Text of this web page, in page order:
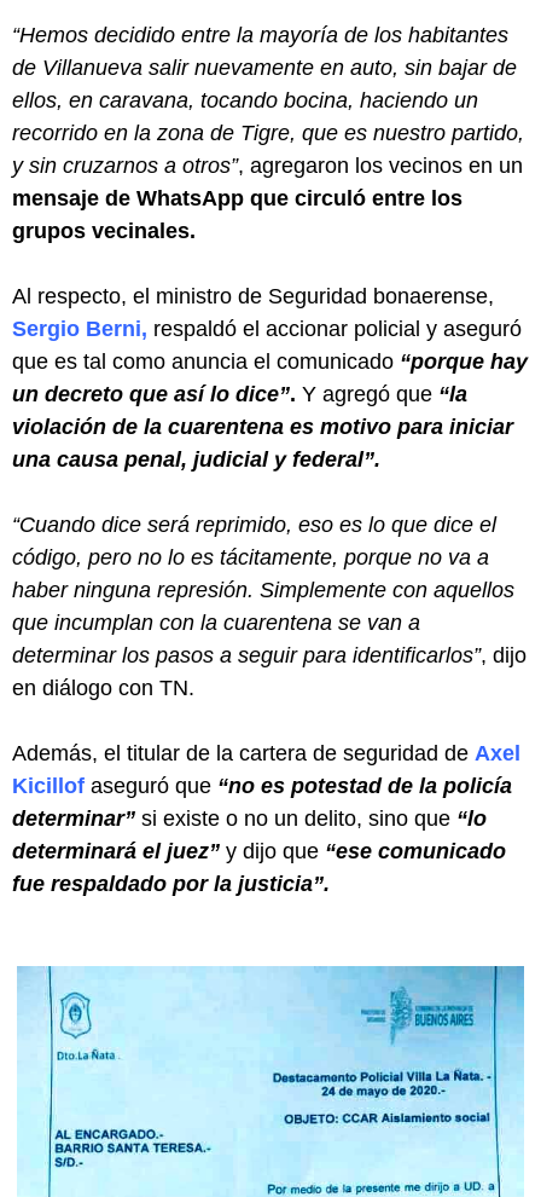
“Hemos decidido entre la mayoría de los habitantes
de Villanueva salir nuevamente en auto, sin bajar de
ellos, en caravana, tocando bocina, haciendo un
recorrido en la zona de Tigre, que es nuestro partido,
y sin cruzarnos a otros”, agregaron los vecinos en un
mensaje de WhatsApp que circuló entre los
grupos vecinales.
Al respecto, el ministro de Seguridad bonaerense,
Sergio Berni, respaldó el accionar policial y aseguró
que es tal como anuncia el comunicado “porque hay
un decreto que así lo dice”. Y agregó que “la
violación de la cuarentena es motivo para iniciar
una causa penal, judicial y federal”.
“Cuando dice será reprimido, eso es lo que dice el
código, pero no lo es tácitamente, porque no va a
haber ninguna represión. Simplemente con aquellos
que incumplan con la cuarentena se van a
determinar los pasos a seguir para identificarlos”, dijo
en diálogo con TN.
Además, el titular de la cartera de seguridad de Axel
Kicillof aseguró que “no es potestad de la policía
determinar” si existe o no un delito, sino que “lo
determinará el juez” y dijo que “ese comunicado
fue respaldado por la justicia”.